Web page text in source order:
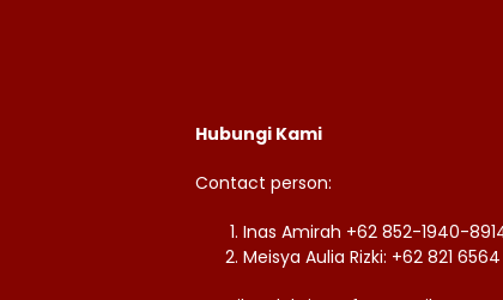
Hubungi Kami
Contact person:
Inas Amirah +62 852-1940-
Meisya Aulia Rizki: +62 821 6564